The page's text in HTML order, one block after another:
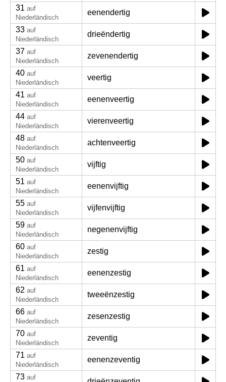
31 auf
Niederländisch
eenendertig
33 auf
Niederländisch
drieëndertig
37 auf
Niederländisch
zevenendertig
40 auf
Niederländisch
veertig
41 auf
Niederländisch
eenenveertig
44 auf
Niederländisch
vierenveertig
48 auf
Niederländisch
achtenveertig
50 auf
Niederländisch
vijftig
51 auf
Niederländisch
eenenvijftig
55 auf
Niederländisch
vijfenvijftig
59 auf
Niederländisch
negenenvijftig
60 auf
Niederländisch
zestig
61 auf
Niederländisch
eenenzestig
62 auf
Niederländisch
tweeënzestig
66 auf
Niederländisch
zesenzestig
70 auf
Niederländisch
zeventig
71 auf
Niederländisch
eenenzeventig
73 auf